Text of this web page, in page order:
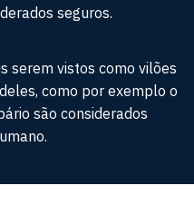
seguros.
serem vistos como vilões
como por exemplo o
são considerados